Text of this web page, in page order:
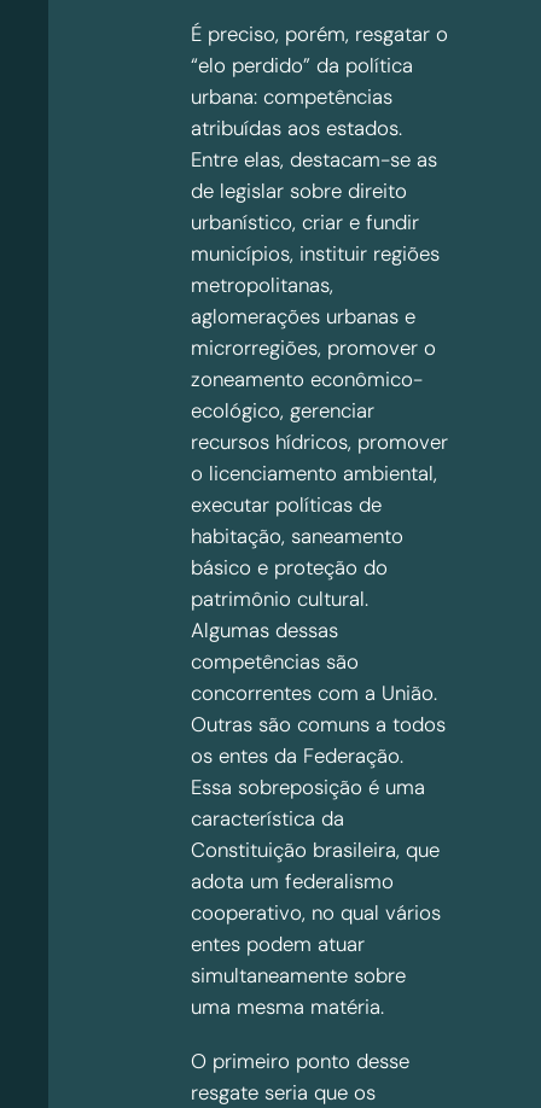
É preciso, porém, resgatar o
“elo perdido” da política
urbana: competências
atribuídas aos estados.
Entre elas, destacam-se as
de legislar sobre direito
urbanístico, criar e fundir
municípios, instituir regiões
metropolitanas,
aglomerações urbanas e
microrregiões, promover o
zoneamento econômico-
ecológico, gerenciar
recursos hídricos, promover
o licenciamento ambiental,
executar políticas de
habitação, saneamento
básico e proteção do
patrimônio cultural.
Algumas dessas
competências são
concorrentes com a União.
Outras são comuns a todos
os entes da Federação.
Essa sobreposição é uma
característica da
Constituição brasileira, que
adota um federalismo
cooperativo, no qual vários
entes podem atuar
simultaneamente sobre
uma mesma matéria.
O primeiro ponto desse
resgate seria que os